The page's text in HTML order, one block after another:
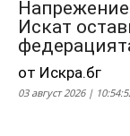
Искат
от Искра.бг
03 август 2026 |